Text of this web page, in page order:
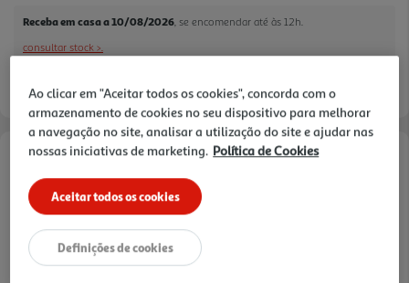
Receba em casa a 10/08/2026 , se encomendar até às 12h.
consultar stock >.
Documentação:
Características
Ao clicar em "Aceitar todos os cookies", concorda com o
armazenamento de cookies no seu dispositivo para melhorar
a navegação no site, analisar a utilização do site e ajudar nas
nossas iniciativas de marketing. Política de Cookies
Aceitar todos os cookies
Definições de cookies